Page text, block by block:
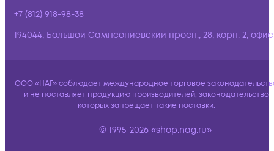
+7 (812) 918-98-38
194044, Большой Сампсониевский просп., 28, корп. 2,
ООО «НАГ» соблюдает международное торговое
и не поставляет продукцию производителей, законодательство
которых запрещает такие поставки.
© 1995-2026 «shop.nag.ru»